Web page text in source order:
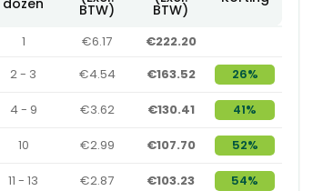
dozen BTW) BTW)
1 €6.17
€222.20
2 - 3
€4.54 €163.52 26%
4 - 9 €3.62 €130.41 41%
10 €2.99 €107.70 52%
11 - 13 €2.87 €103.23 54%